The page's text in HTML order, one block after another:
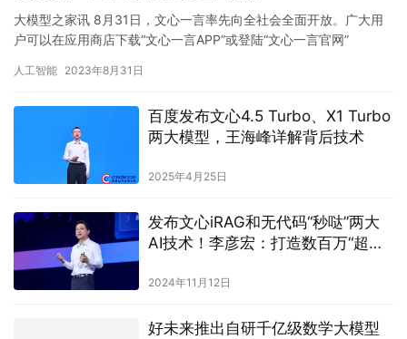
大模型之家讯 8月31日，文心一言率先向全社会全面开放。广大用
户可以在应用商店下载“文心一言APP”或登陆“文心一言官网”
人工智能 2023年8月31日
百度发布文心4.5 Turbo、X1 Turbo
两大模型，王海峰详解背后技术
2025年4月25日
发布文心iRAG和无代码“秒哒”两大
AI技术！李彦宏：打造数百万“超级
2024年11月12日
好未来推出自研千亿级数学大模型